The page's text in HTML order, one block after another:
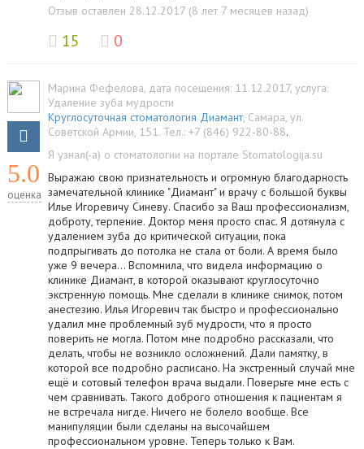
Отзыв оставлен 28.12.2017 (8 лет 7 месяцев назад)
15 0
5.0
оценка
Марина Фефелова, дата посещения: 11.12.2017, услуга:
Удаление зуба мудрости
Круглосуточная стоматология Диамант, Самара, ул.
Советской Армии, 151. Тел.: +7 (846) 922-80-88.
Я узнал(-а) о стоматологии на портале Stomatologija.su
Выражаю свою признательность и огромную благодарность
замечательной клинике "Диамант" и врачу с большой буквы
Илье Игоревичу Синеву. Спасибо за Ваш профессионализм,
доброту, терпение. Доктор меня просто спас. Я дотянула с
удалением зуба до критической ситуации, пока
подпрыгивать до потолка не стала от боли. А время было
уже 9 вечера... Вспомнила, что видела информацию о
клинике Диамант, в которой оказывают круглосуточно
экстренную помощь. Мне сделали в клинике снимок, потом
анестезию. Илья Игоревич так быстро и профессионально
удалил мне проблемный зуб мудрости, что я просто
поверить не могла. Потом мне подробно рассказали, что
делать, чтобы не возникло осложнений. Дали памятку, в
которой все подробно расписано. На экстренный случай мне
ещё и сотовый телефон врача выдали. Поверьте мне есть с
чем сравнивать. Такого доброго отношения к пациентам я
не встречала нигде. Ничего не болело вообще. Все
манипуляции были сделаны на высочайшем
профессиональном уровне. Теперь только к Вам.